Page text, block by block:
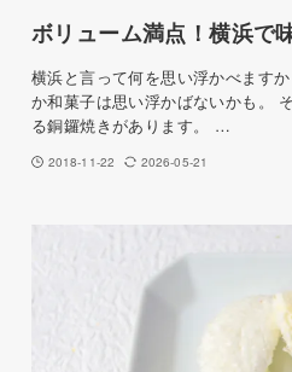
ボリューム満点！横浜で
横浜と言って何を思い浮かべます
か和菓子は思い浮かばないかも。
る銅鑼焼きがあります。 …
2018-11-22 2026-05-21